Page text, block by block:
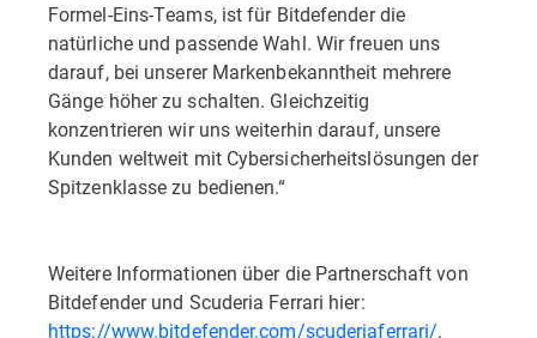
Formel-Eins-Teams, ist für Bitdefender die
natürliche und passende Wahl. Wir freuen uns
darauf, bei unserer Markenbekanntheit mehrere
Gänge höher zu schalten. Gleichzeitig
konzentrieren wir uns weiterhin darauf, unsere
Kunden weltweit mit Cybersicherheitslösungen der
Spitzenklasse zu bedienen.“
Weitere Informationen über die Partnerschaft von
Bitdefender und Scuderia Ferrari hier:
https://www.bitdefender.com/scuderiaferrari/.